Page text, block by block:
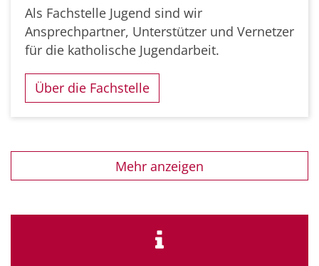
Als Fachstelle Jugend sind wir
Ansprechpartner, Unterstützer und Vernetzer
für die katholische Jugendarbeit.
Über die Fachstelle
Mehr anzeigen